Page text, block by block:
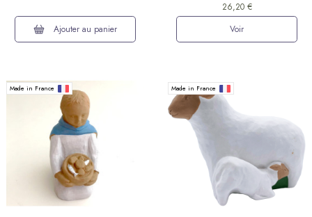
Ajouter au panier
26,20 €
Voir
Made in France Made in France